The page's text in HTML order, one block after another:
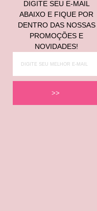
DIGITE SEU E-MAIL
ABAIXO E FIQUE POR
DENTRO DAS NOSSAS
PROMOÇÕES E
NOVIDADES!
>>